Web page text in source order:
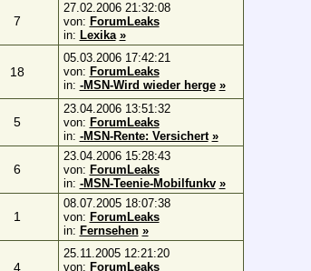
7
27.02.2006 21:32:08
von: ForumLeaks
in: Lexika »
18
05.03.2006 17:42:21
von: ForumLeaks
in: -MSN-Wird wieder herge »
5
23.04.2006 13:51:32
von: ForumLeaks
in: -MSN-Rente: Versichert »
6
23.04.2006 15:28:43
von: ForumLeaks
in: -MSN-Teenie-Mobilfunkv »
1
08.07.2005 18:07:38
von: ForumLeaks
in: Fernsehen »
4
25.11.2005 12:21:20
von: ForumLeaks